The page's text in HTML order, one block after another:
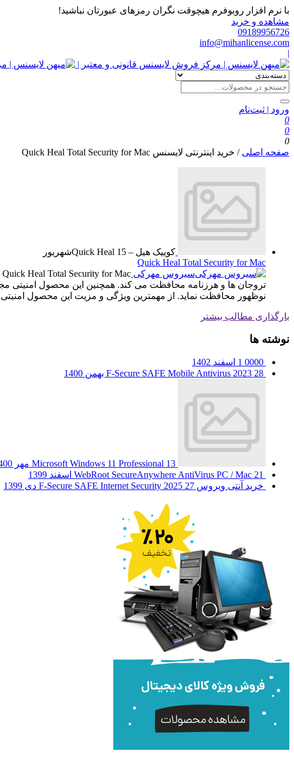
با نرم افزار روبوفرم هیچوقت نگران رمزهای عبورتان نباشید!
مشاهده و خرید
09189956726
info@mihanlicense.com
|
ورود | ثبت‌نام
0
0
0
صفحه اصلی / خرید اینترنتی لایسنس Quick Heal Total Security for Mac
کوییک هیل – Quick Heal 15
شهریور
Quick Heal Total Security for Mac
سیروس مهرکی
نوظهور محافظت نماید. از مهمترین ویژگی و مزیت این محصول
بارگذاری مطالب بیشتر
نوشته ها
0000 1 اسفند 1402
F-Secure SAFE Mobile Antivirus 2023 28 بهمن 1400
Microsoft Windows 11 Professional 13 مهر 1400
WebRoot SecureAnywhere AntiVirus PC / Mac 21 اسفند 1399
خرید آنتی ویروس F-Secure SAFE Internet Security 2025 27 دی 1399